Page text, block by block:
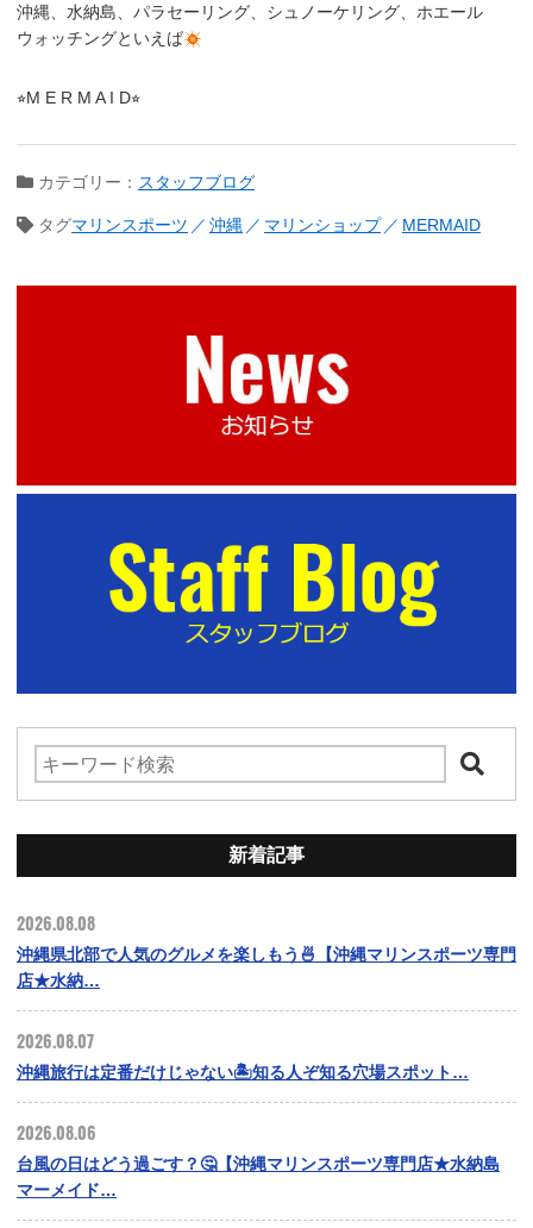
沖縄、水納島、パラセーリング、シュノーケリング、ホエール
ウォッチングといえば
⭐︎M E R M A I D⭐︎
カテゴリー： スタッフブログ
タグマリンスポーツ 沖縄 マリンショップ MERMAID
新着記事
2026.08.08
沖縄県北部で人気のグルメを楽しもう🍜【沖縄マリンスポーツ専門
店★水納…
2026.08.07
沖縄旅行は定番だけじゃない🏝️知る人ぞ知る穴場スポット…
2026.08.06
台風の日はどう過ごす？🤔【沖縄マリンスポーツ専門店★水納島
マーメイド…